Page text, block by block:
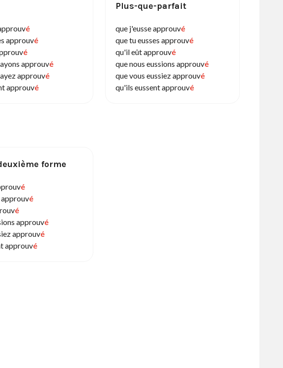
é
approuvé
é
approuvé
approuvé
approuvé
Plus-que-parfait
que j'eusse approuvé
que tu eusses approuvé
qu'il eût approuvé
que nous eussions approuvé
que vous eussiez approuvé
qu'ils eussent approuvé
forme
é
approuvé
é
approuvé
approuvé
approuvé